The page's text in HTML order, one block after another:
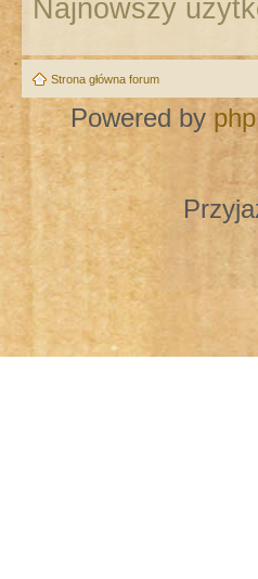
Najnowszy
Strona główna forum
Powered by